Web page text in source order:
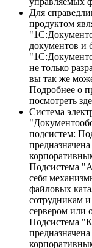
Для
продуктом
документов и
не только
вы так же
Подробнее о
посмотреть
Система
подсистем:
Подсистема
себя
файловых
сотрудникам
сервером или
Подсистема